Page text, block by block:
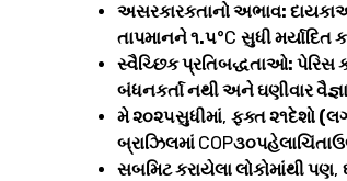
અસરકારકતાનો અભાવ:
તાપમાનને ૧.૫°C સુધી
સ્વૈચ્છિક પ્રતિબદ્ધતાઓ: પેરિસ
બંધનકર્તા નથી અને ઘણીવાર
મે ૨૦૨૫સુધીમાં, ફક્ત ૨૧દેશો
બ્રાઝિલમાં COP
સબમિટ કરાયેલા લોકોમાંથી પણ,